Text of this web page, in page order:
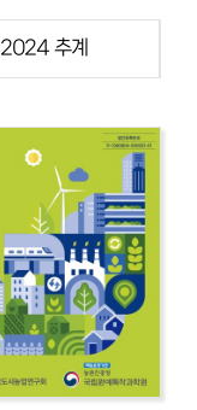
2024 추계